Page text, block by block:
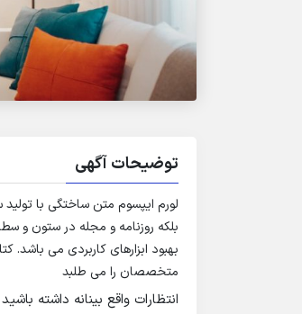
توضیحات آگهی
لورم ایپسوم متن ساختگی با
بلکه روزنامه و مجله در ستون و
بهبود ابزارهای کاربردی می
متخصصان را می طلبد
انتظارات واقع بینانه داشته باشید